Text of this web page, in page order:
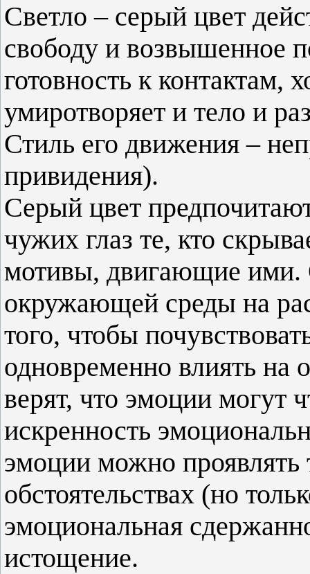
Светло – серый цвет
свободу и возвышенное
готовность к контактам,
умиротворяет и тело и
Стиль его движения –
привидения).
Серый цвет
чужих глаз те, кто
мотивы, двигающие ими.
окружающей среды на
того, чтобы
одновременно влиять
верят, что эмоции могут
искренность
эмоции можно проявлять
обстоятельствах (но
эмоциональная
истощение.